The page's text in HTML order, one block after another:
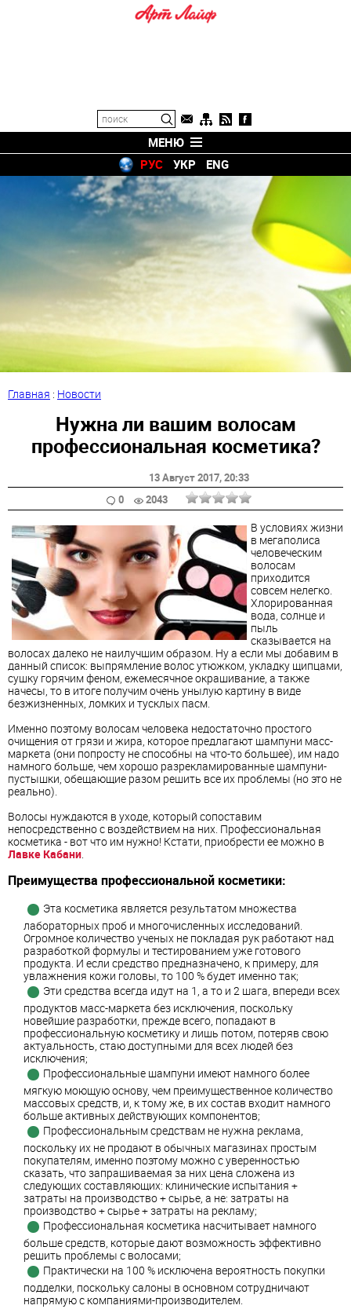
МЕНЮ
РУС
УКР ENG
Главная : Новости
Нужна ли вашим волосам
профессиональная косметика?
13 Август 2017, 20:33
0
2043
В условиях жизни
в мегаполиса
человеческим
волосам
приходится
совсем нелегко.
Хлорированная
вода, солнце и
пыль
сказывается на
волосах далеко не наилучшим образом. Ну а если мы добавим в
данный список: выпрямление волос утюжком, укладку щипцами,
сушку горячим феном, ежемесячное окрашивание, а также
начесы, то в итоге получим очень унылую картину в виде
безжизненных, ломких и тусклых пасм.
Именно поэтому волосам человека недостаточно простого
очищения от грязи и жира, которое предлагают шампуни масс-
маркета (они попросту не способны на что-то большее), им надо
намного больше, чем хорошо разрекламированные шампуни-
пустышки, обещающие разом решить все их проблемы (но это не
реально).
Волосы нуждаются в уходе, который сопоставим
непосредственно с воздействием на них. Профессиональная
косметика - вот что им нужно! Кстати, приобрести ее можно в
Лавке Кабани
Преимущества профессиональной косметики:
Эта косметика является результатом множества
лабораторных проб и многочисленных исследований.
Огромное количество ученых не покладая рук работают над
разработкой формулы и тестированием уже готового
продукта. И если средство предназначено, к примеру, для
увлажнения кожи головы, то 100 % будет именно так;
Эти средства всегда идут на 1, а то и 2 шага, впереди всех
продуктов масс-маркета без исключения, поскольку
новейшие разработки, прежде всего, попадают в
профессиональную косметику и лишь потом, потеряв свою
актуальность, стаю доступными для всех людей без
исключения;
Профессиональные шампуни имеют намного более
мягкую моющую основу, чем преимущественное количество
массовых средств, и, к тому же, в их состав входит намного
больше активных действующих компонентов;
Профессиональным средствам не нужна реклама,
поскольку их не продают в обычных магазинах простым
покупателям, именно поэтому можно с уверенностью
сказать, что запрашиваемая за них цена сложена из
следующих составляющих: клинические испытания +
затраты на производство + сырье, а не: затраты на
производство + сырье + затраты на рекламу;
Профессиональная косметика насчитывает намного
больше средств, которые дают возможность эффективно
решить проблемы с волосами;
Практически на 100 % исключена вероятность покупки
подделки, поскольку салоны в основном сотрудничают
напрямую с компаниями-производителем.